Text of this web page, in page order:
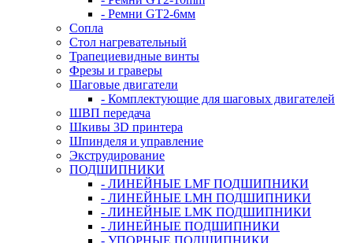
- Ремни GT2-6мм
Сопла
Стол нагревательный
Трапециевидные винты
Фрезы и граверы
Шаговые двигатели
- Комплектующие для шаговых двигателей
ШВП передача
Шкивы 3D принтера
Шпинделя и управление
Экструдирование
ПОДШИПНИКИ
- ЛИНЕЙНЫЕ LMF ПОДШИПНИКИ
- ЛИНЕЙНЫЕ LMH ПОДШИПНИКИ
- ЛИНЕЙНЫЕ LMK ПОДШИПНИКИ
- ЛИНЕЙНЫЕ ПОДШИПНИКИ
- УПОРНЫЕ ПОДШИПНИКИ